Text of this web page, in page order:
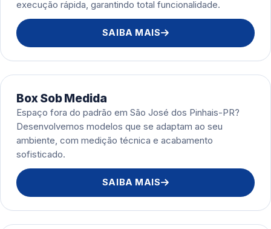
execução rápida, garantindo total funcionalidade.
SAIBA MAIS
Box Sob Medida
Espaço fora do padrão em São José dos Pinhais-PR?
Desenvolvemos modelos que se adaptam ao seu
ambiente, com medição técnica e acabamento
sofisticado.
SAIBA MAIS